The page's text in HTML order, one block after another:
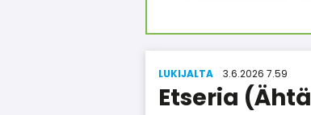
LUKIJALTA 3.6.2026 7.59
Etseria